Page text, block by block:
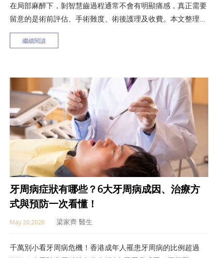
在局部麻醉下，剝智慧齒過程通常不會有明顯痛感，真正需要
留意的是術前評估、手術難度、術後護理及收費。本文整理智
慧齒幾時要剝、智慧齒發炎點算、剝智慧齒流程、剝智慧齒幾
錢、術後食咩、幾耐先好，以及剝智慧齒後點樣止痛，幫你更
繼續閱讀
牙周病症狀有哪些？6大牙周病成因、治療方
式與預防一次看懂！
May 20,2026 梁家齊 醫生
千萬別小看牙周病危機！香港成年人罹患牙周病的比例超過